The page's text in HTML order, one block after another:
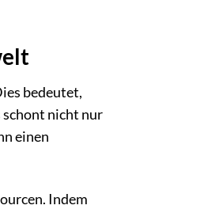
bedeutet,
schont nicht nur
einen
Indem